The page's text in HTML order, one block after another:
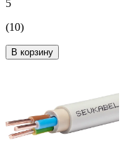
5
(10)
В корзину